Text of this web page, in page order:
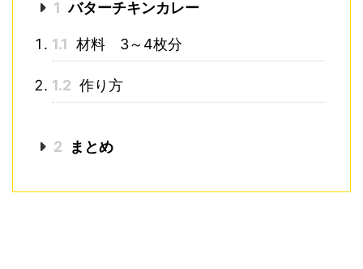
1 バターチキンカレー
1.1 材料 3～4枚分
1.2 作り方
2 まとめ